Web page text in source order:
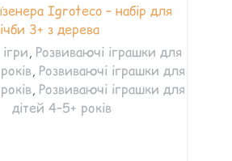
Igroteco – набір для
3+ з дерева
, Розвиваючі іграшки для
, Розвиваючі іграшки для
, Розвиваючі іграшки для
дітей 4–5+ років